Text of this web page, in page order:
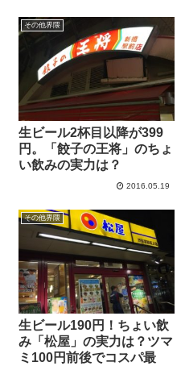
その他界隈
生ビール2杯目以降が399
円。「餃子の王将」のちょ
い飲みの実力は？
2016.05.19
その他界隈
生ビール190円！ちょい飲
み「松屋」の実力は？ツマ
ミ100円前後でコスパ最